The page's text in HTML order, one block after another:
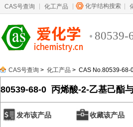
CAS号查询 化工产品 化学结构搜索
80539-
CAS号查询 > 化工产品 > CAS No.80539-68-
80539-68-0 丙烯酸-2-乙基己酯
烷磺酸和甲基丙烯酸的聚合物
发布该产品 收藏该产品